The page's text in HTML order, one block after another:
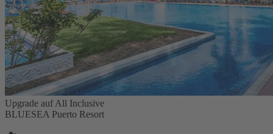
Upgrade auf All Inclusive
BLUESEA Puerto Resort